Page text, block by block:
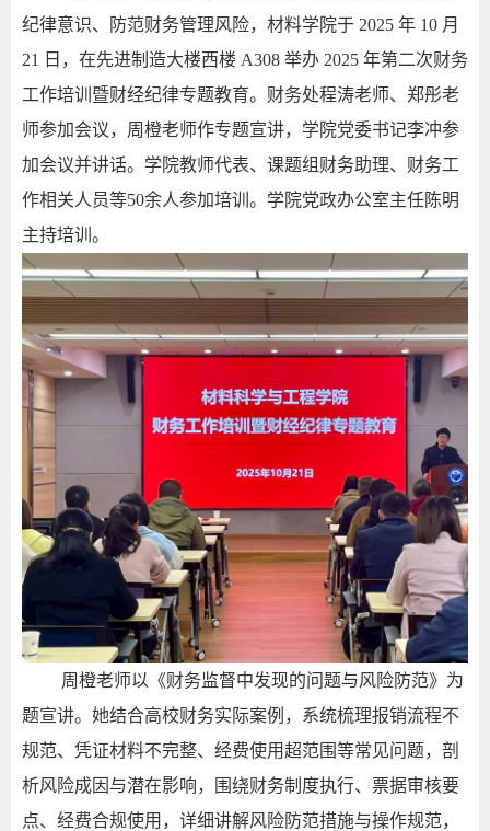
纪律意识、防范财务管理风险，材料学院于 2025 年 10 月
21 日，在先进制造大楼西楼 A308 举办 2025 年第二次财务
工作培训暨财经纪律专题教育。财务处程涛老师、郑彤老
师参加会议，周橙老师作专题宣讲，学院党委书记李冲参
加会议并讲话。学院教师代表、课题组财务助理、财务工
作相关人员等50余人参加培训。学院党政办公室主任陈明
主持培训。
周橙老师以《财务监督中发现的问题与风险防范》为
题宣讲。她结合高校财务实际案例，系统梳理报销流程不
规范、凭证材料不完整、经费使用超范围等常见问题，剖
析风险成因与潜在影响，围绕财务制度执行、票据审核要
点、经费合规使用，详细讲解风险防范措施与操作规范，